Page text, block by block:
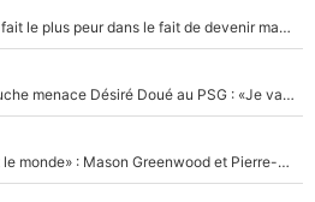
«C’est l'une des choses qui me fait le plus peur dans le fait de devenir maman» : En couple avec Antoine Dupont, Iris Mittenaere s'inquiète déjà pour ses futurs enfants !
Le transfert de Maghnes Akliouche menace Désiré Doué au PSG : «Je valide à 200%»
«La porte est ouverte pour tout le monde» : Mason Greenwood et Pierre-Emerick Aubameyang ont quitté l'OM, Amine Gouiri balance sur la suite du mercato et sur la réaction du vestiaire !